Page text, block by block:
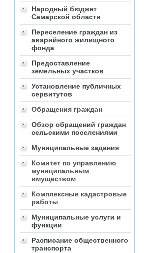
Народный бюджет
Самарской области
Переселение граждан из
аварийного жилищного
фонда
Предоставление
земельных участков
Установление публичных
сервитутов
Обращения граждан
Обзор обращений граждан
сельскими поселениями
Муниципальные задания
Комитет по управлению
муниципальным
имуществом
Комплексные кадастровые
работы
Муниципальные услуги и
функции
Расписание общественного
транспорта